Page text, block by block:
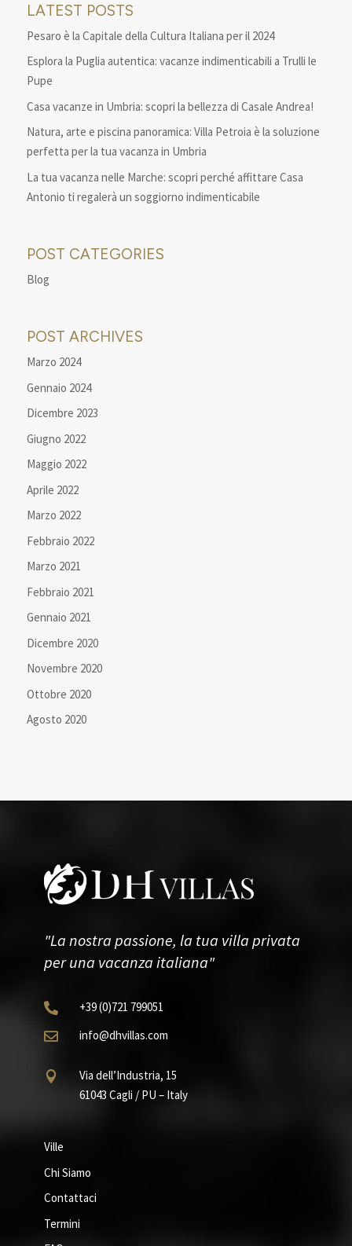
LATEST POSTS
Pesaro è la Capitale della Cultura Italiana per il 2024
Esplora la Puglia autentica: vacanze indimenticabili a Trulli le
Pupe
Casa vacanze in Umbria: scopri la bellezza di Casale Andrea!
Natura, arte e piscina panoramica: Villa Petroia è la soluzione
perfetta per la tua vacanza in Umbria
La tua vacanza nelle Marche: scopri perché affittare Casa
Antonio ti regalerà un soggiorno indimenticabile
POST CATEGORIES
Blog
POST ARCHIVES
Marzo 2024
Gennaio 2024
Dicembre 2023
Giugno 2022
Maggio 2022
Aprile 2022
Marzo 2022
Febbraio 2022
Marzo 2021
Febbraio 2021
Gennaio 2021
Dicembre 2020
Novembre 2020
Ottobre 2020
Agosto 2020
"La nostra passione, la tua villa privata
per una vacanza italiana"
 +39(0)721 799051
 info@dhvillas.com

Via dell’Industria, 15
61043 Cagli / PU – Italy
Ville
Chi Siamo
Contattaci
Termini